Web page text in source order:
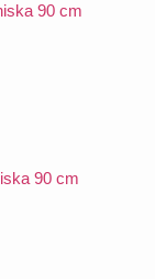
90 cm
90 cm